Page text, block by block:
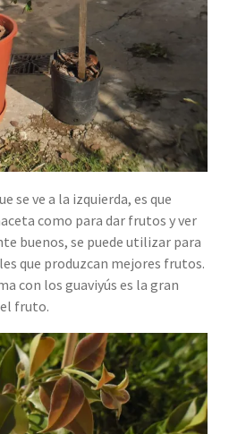
se ve a la izquierda, es que
como para dar frutos y ver
buenos, se puede utilizar para
que produzcan mejores frutos.
con los guaviyús es la gran
fruto.